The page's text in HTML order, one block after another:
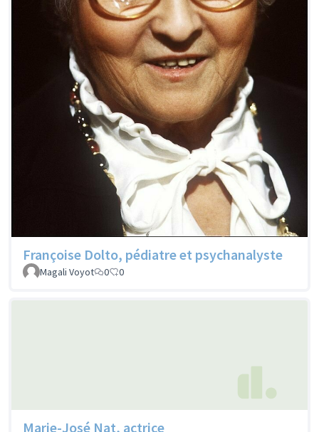
Françoise Dolto, pédiatre et psychanalyste
Magali Voyot 0 0
Marie-José Nat, actrice